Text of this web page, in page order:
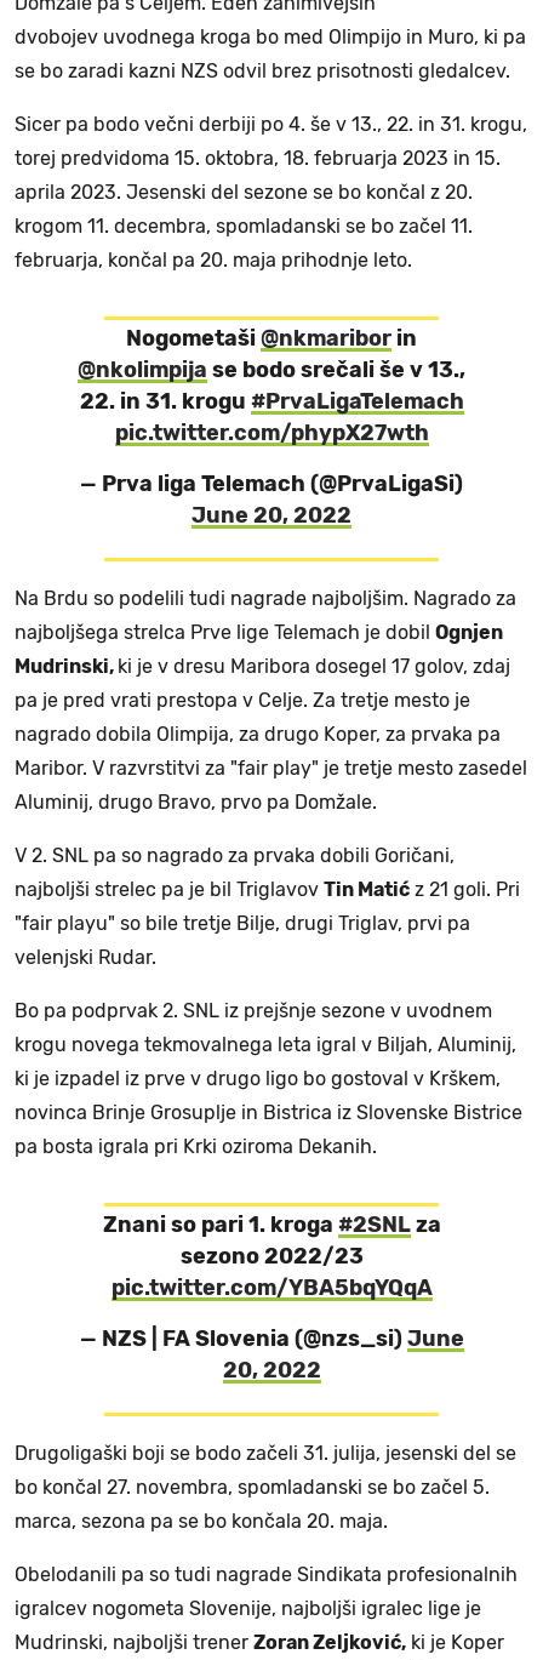
dvobojev uvodnega kroga bo med Olimpijo in Muro, ki pa
se bo zaradi kazni NZS odvil brez prisotnosti gledalcev.
Sicer pa bodo večni derbiji po 4. še v 13., 22. in 31. krogu,
torej predvidoma 15. oktobra, 18. februarja 2023 in 15.
aprila 2023. Jesenski del sezone se bo končal z 20.
krogom 11. decembra, spomladanski se bo začel 11.
februarja, končal pa 20. maja prihodnje leto.
Nogometaši@nkmaribor in
@nkolimpija se bodo srečali še v 13.,
22. in 31. krogu #PrvaLigaTelemach
pic.twitter.com/phypX27wth
— Prva liga Telemach (@PrvaLigaSi)
June 20, 2022
Na Brdu so podelili tudi nagrade najboljšim. Nagrado za
najboljšega strelca Prve lige Telemach je dobil Ognjen
Mudrinski, ki je v dresu Maribora dosegel 17 golov, zdaj
pa je pred vrati prestopa v Celje. Za tretje mesto je
nagrado dobila Olimpija, za drugo Koper, za prvaka pa
Maribor. V razvrstitvi za "fair play" je tretje mesto zasedel
Aluminij, drugo Bravo, prvo pa Domžale.
V 2. SNL pa so nagrado za prvaka dobili Goričani,
najboljši strelec pa je bil Triglavov Tin Matić z 21 goli. Pri
"fair playu" so bile tretje Bilje, drugi Triglav, prvi pa
velenjski Rudar.
Bo pa podprvak 2. SNL iz prejšnje sezone v uvodnem
krogu novega tekmovalnega leta igral v Biljah, Aluminij,
ki je izpadel iz prve v drugo ligo bo gostoval v Krškem,
novinca Brinje Grosuplje in Bistrica iz Slovenske Bistrice
pa bosta igrala pri Krki oziroma Dekanih.
Znani so pari 1. kroga #2SNLza
sezono 2022/23
pic.twitter.com/YBA5bqYQqA
— NZS | FA Slovenia (@nzs_si)June
20, 2022
Drugoligaški boji se bodo začeli 31. julija, jesenski del se
bo končal 27. novembra, spomladanski se bo začel 5.
marca, sezona pa se bo končala 20. maja.
Obelodanili pa so tudi nagrade Sindikata profesionalnih
igralcev nogometa Slovenije, najboljši igralec lige je
Mudrinski, najboljši trener Zoran Zeljković, ki je Koper